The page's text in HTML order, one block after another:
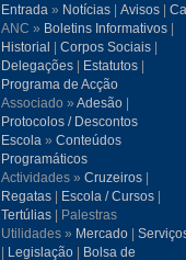
Entrada » Notícias |Avisos |
ANC » Boletins Informativos |
Historial |Corpos Sociais |
Delegações | Estatutos |
Programa de Acção
Associado »Adesão |
Protocolos / Descontos
Escola »Conteúdos
Programáticos
Actividades »Cruzeiros |
Regatas | Escola / Cursos |
Tertúlias | Palestras
Utilidades » Mercado |
| Legislação | Bolsa de